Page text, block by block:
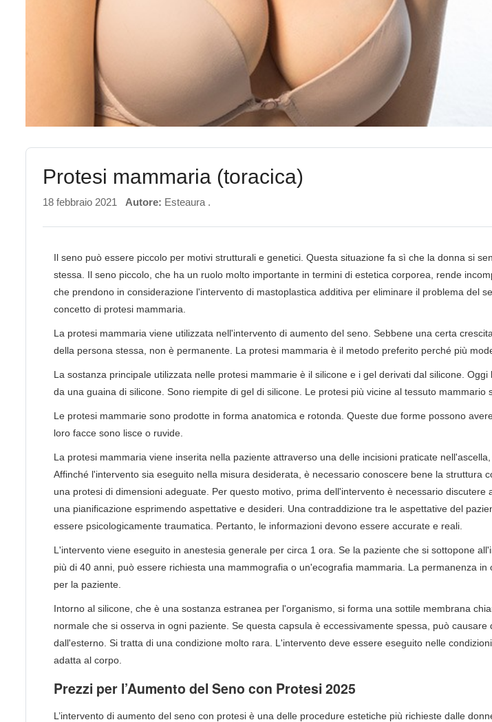
Protesi mammaria (toracica)
18 febbraio 2021 Autore: Esteaura .
Il seno può essere piccolo per motivi strutturali e genetici. Questa situazione fa sì che la donna si
stessa. Il seno piccolo, che ha un ruolo molto importante in termini di estetica corporea, rende
che prendono in considerazione l'intervento di mastoplastica additiva per eliminare il problema del
concetto di protesi mammaria.
La protesi mammaria viene utilizzata nell'intervento di aumento del seno. Sebbene una certa
della persona stessa, non è permanente. La protesi mammaria è il metodo preferito perché più
La sostanza principale utilizzata nelle protesi mammarie è il silicone e i gel derivati dal silicone.
da una guaina di silicone. Sono riempite di gel di silicone. Le protesi più vicine al tessuto mammario
Le protesi mammarie sono prodotte in forma anatomica e rotonda. Queste due forme possono
loro facce sono lisce o ruvide.
La protesi mammaria viene inserita nella paziente attraverso una delle incisioni praticate
Affinché l'intervento sia eseguito nella misura desiderata, è necessario conoscere bene la struttura
una protesi di dimensioni adeguate. Per questo motivo, prima dell'intervento è necessario discutere
una pianificazione esprimendo aspettative e desideri. Una contraddizione tra le aspettative del
essere psicologicamente traumatica. Pertanto, le informazioni devono essere accurate e reali.
L'intervento viene eseguito in anestesia generale per circa 1 ora. Se la paziente che si sottopone
più di 40 anni, può essere richiesta una mammografia o un'ecografia mammaria. La permanenza
per la paziente.
Intorno al silicone, che è una sostanza estranea per l'organismo, si forma una sottile membrana
normale che si osserva in ogni paziente. Se questa capsula è eccessivamente spessa, può causare
dall'esterno. Si tratta di una condizione molto rara. L'intervento deve essere eseguito nelle
adatta al corpo.
Prezzi per l’Aumento del Seno con Protesi 2025
L’intervento di aumento del seno con protesi è una delle procedure estetiche più richieste dalle